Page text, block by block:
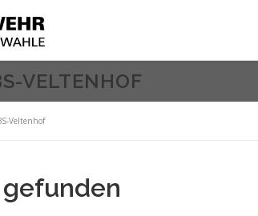
VELTENHOF
Veltenhof